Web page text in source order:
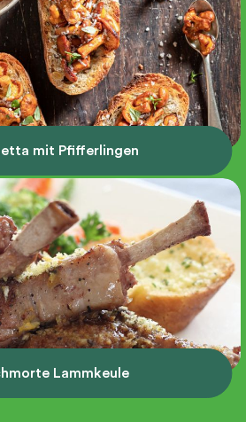
mit Pfifferlingen
Lammkeule